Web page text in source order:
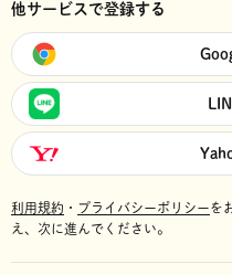
他サービスで登録する
利用規約 ・ プライバシーポリシーを
え、次に進んでください。